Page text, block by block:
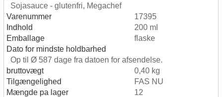
Sojasauce - glutenfri, Megachef
Varenummer
17395
Indhold
200 ml
Emballage
flaske
Dato for mindste holdbarhed
Op til Ø 587 dage fra datoen for afsendelse.
bruttovægt
0,40 kg
Tilgængelighed
FAS NU
Mængde pa lager
12